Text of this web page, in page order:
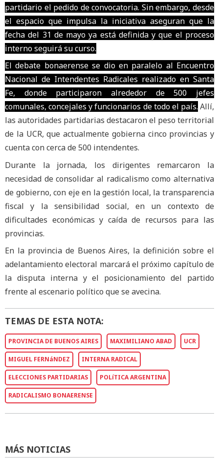
partidario el pedido de convocatoria. Sin embargo, desde
el espacio que impulsa la iniciativa aseguran que la
fecha del 31 de mayo ya está definida y que el proceso
interno seguirá su curso.
El debate bonaerense se dio en paralelo al Encuentro
Nacional de Intendentes Radicales realizado en Santa
Fe, donde participaron alrededor de 500 jefes
comunales, concejales y funcionarios de todo el país. Allí,
las autoridades partidarias destacaron el peso territorial
de la UCR, que actualmente gobierna cinco provincias y
cuenta con cerca de 500 intendentes.
Durante la jornada, los dirigentes remarcaron la
necesidad de consolidar al radicalismo como alternativa
de gobierno, con eje en la gestión local, la transparencia
fiscal y la sensibilidad social, en un contexto de
dificultades económicas y caída de recursos para las
provincias.
En la provincia de Buenos Aires, la definición sobre el
adelantamiento electoral marcará el próximo capítulo de
la disputa interna y el posicionamiento del partido
frente al escenario político que se avecina.
TEMAS DE ESTA NOTA:
PROVINCIA DE BUENOS AIRES MAXIMILIANO ABAD UCR
MIGUEL FERNáNDEZ INTERNA RADICAL
ELECCIONES PARTIDARIAS POLíTICA ARGENTINA
RADICALISMO BONAERENSE
MÁS NOTICIAS